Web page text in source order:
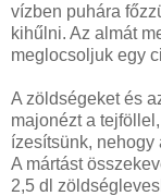
vízben puhára
kihűlni. Az almát
meglocsoljuk egy
A zöldségeket és
majonézt a
ízesítsünk, nehogy
A mártást
2,5 dl